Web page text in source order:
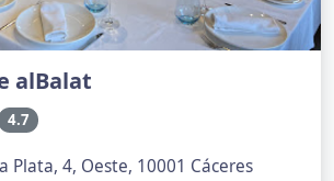
alBalat
4.7
Plata, 4, Oeste, 10001 Cáceres